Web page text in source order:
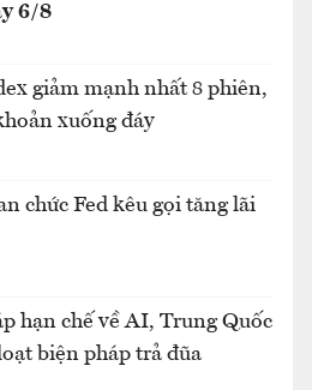
6/8
giảm mạnh nhất 8 phiên,
xuống đáy
chức Fed kêu gọi tăng lãi
hạn chế về AI, Trung Quốc
biện pháp trả đũa